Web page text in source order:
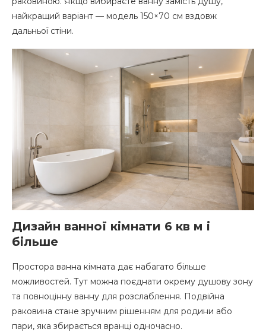
найкращий варіант — модель 150×70 см вздовж
дальньої стіни.
Дизайн ванної кімнати 6 кв м і
більше
Простора ванна кімната дає набагато більше
можливостей. Тут можна поєднати окрему душову зону
та повноцінну ванну для розслаблення. Подвійна
раковина стане зручним рішенням для родини або
пари, яка збирається вранці одночасно.